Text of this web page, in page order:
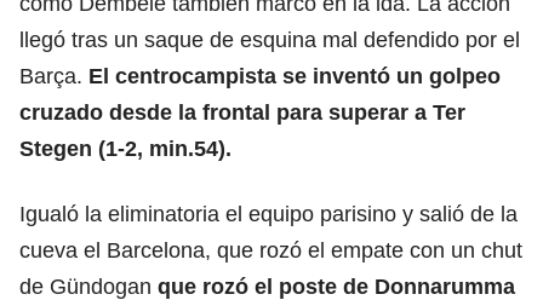
llegó tras un saque de esquina mal defendido por el
Barça. El centrocampista se inventó un golpeo
cruzado desde la frontal para superar a Ter
Stegen (1-2, min.54).
Igualó la eliminatoria el equipo parisino y salió de la
cueva el Barcelona, que rozó el empate con un chut
de Gündogan que rozó el poste de Donnarumma